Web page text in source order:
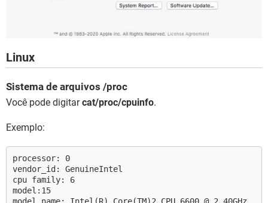
Linux
Sistema de arquivos /proc
Você pode digitarcat/proc/cpuinfo.
Exemplo:
processor: 0
vendor_id: GenuineIntel
cpu family: 6
model:15